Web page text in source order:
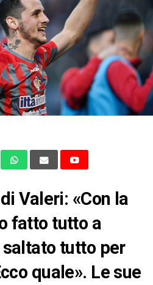
Valeri: «Con la
fatto tutto a
tutto per
quale». Le sue